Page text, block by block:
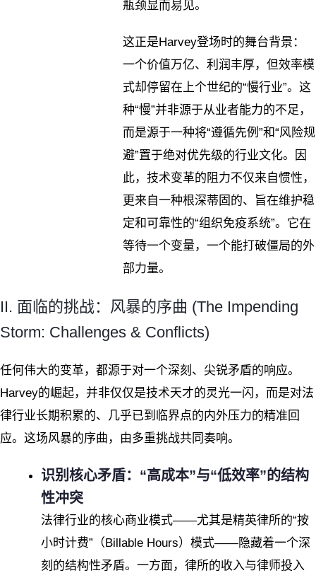
瓶颈显而易见。
这正是Harvey登场时的舞台背景：
一个价值万亿、利润丰厚，但效率模
式却停留在上个世纪的“慢行业”。这
种“慢”并非源于从业者能力的不足，
而是源于一种将“遵循先例”和“风险规
避”置于绝对优先级的行业文化。因
此，技术变革的阻力不仅来自惯性，
更来自一种根深蒂固的、旨在维护稳
定和可靠性的“组织免疫系统”。它在
等待一个变量，一个能打破僵局的外
部力量。
II. 面临的挑战：风暴的序曲 (The Impending
Storm: Challenges & Conflicts)
任何伟大的变革，都源于对一个深刻、尖锐矛盾的响应。
Harvey的崛起，并非仅仅是技术天才的灵光一闪，而是对法
律行业长期积累的、几乎已到临界点的内外压力的精准回
应。这场风暴的序曲，由多重挑战共同奏响。
识别核心矛盾：“高成本”与“低效率”的结构
性冲突
法律行业的核心商业模式——尤其是精英律所的“按
小时计费”（Billable Hours）模式——隐藏着一个深
刻的结构性矛盾。一方面，律所的收入与律师投入